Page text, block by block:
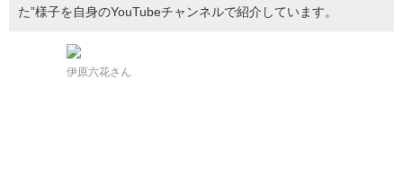
た”様子を自身のYouTubeチャンネルで紹介しています。
伊原六花さん